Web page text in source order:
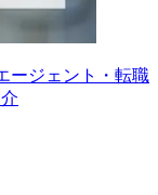
ージェント・転職